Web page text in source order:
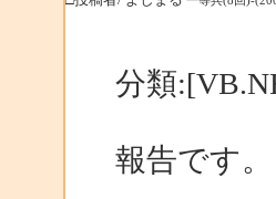
分類
報告です。